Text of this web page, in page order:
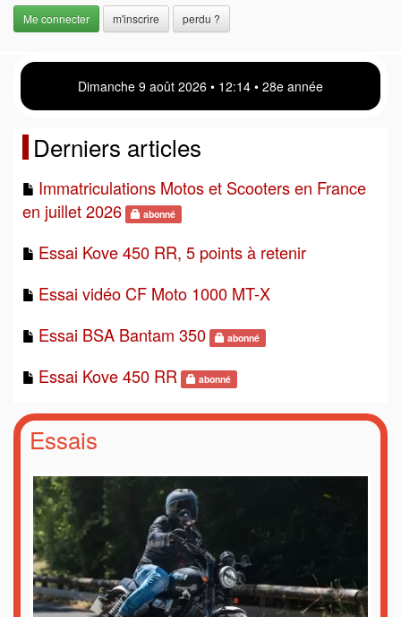
m'inscrire perdu ?
Dimanche 9 août 2026 • 12 14 • 28e année
Derniers articles
Immatriculations Motos et Scooters en France
en juillet 2026
abonné
Essai Kove 450 RR, 5 points à retenir
Essai vidéo CF Moto 1000 MT-X
Essai BSA Bantam 350
abonné
Essai Kove 450 RR abonné
Essais